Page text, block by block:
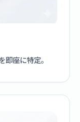
座に特定。